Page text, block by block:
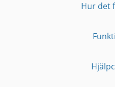
Hur det